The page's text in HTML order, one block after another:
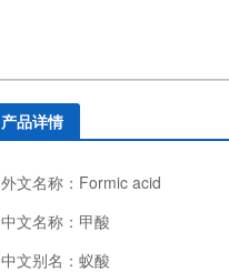
产品详情
外文名称：Formic acid
中文名称：甲酸
中文别名：蚁酸